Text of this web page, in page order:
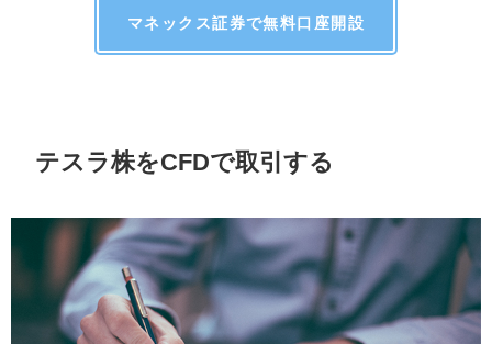
マネックス証券で無料口座開設
テスラ株をCFDで取引する